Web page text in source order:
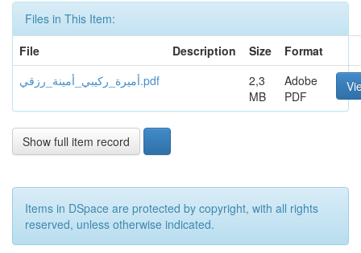
Files in This Item:
File
Description Size
Format
أميرة_ركيبي_أمينة_رزقي.pdf
2,3
MB
Adobe
PDF
Show full item record
Items in DSpace are protected by copyright, with all rights
reserved, unless otherwise indicated.